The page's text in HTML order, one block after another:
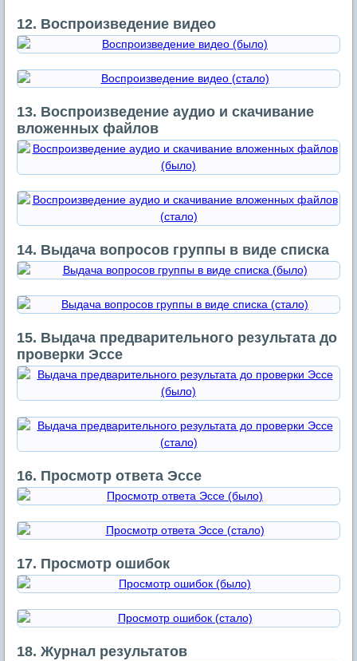
12. Воспроизведение видео
13. Воспроизведение аудио и скачивание
вложенных файлов
14. Выдача вопросов группы в виде списка
15. Выдача предварительного результата до
проверки Эссе
16. Просмотр ответа Эссе
17. Просмотр ошибок
18. Журнал результатов